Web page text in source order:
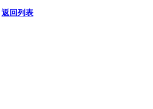
返回列表